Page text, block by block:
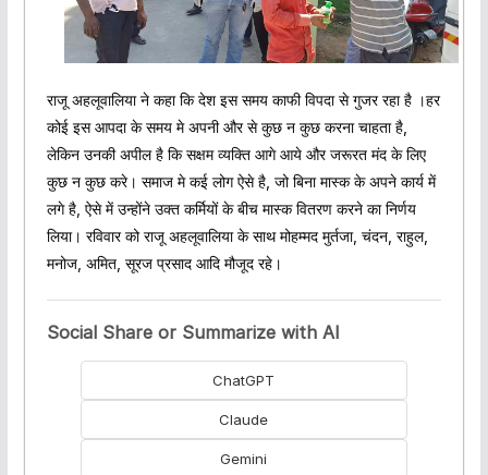
राजू अहलूवालिया ने कहा कि देश इस समय काफी विपदा से गुजर रहा है ।हर
कोई इस आपदा के समय मे अपनी और से कुछ न कुछ करना चाहता है,
लेकिन उनकी अपील है कि सक्षम व्यक्ति आगे आये और जरूरत मंद के लिए
कुछ न कुछ करे। समाज मे कई लोग ऐसे है, जो बिना मास्क के अपने कार्य में
लगे है, ऐसे में उन्होंने उक्त कर्मियों के बीच मास्क वितरण करने का निर्णय
लिया। रविवार को राजू अहलूवालिया के साथ मोहम्मद मुर्तजा, चंदन, राहुल,
मनोज, अमित, सूरज प्रसाद आदि मौजूद रहे।
Social Share or Summarize with AI
ChatGPT
Claude
Gemini